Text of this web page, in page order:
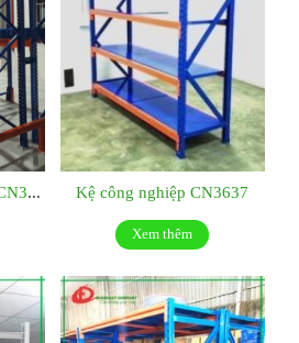
Kệ công nghiệp CN3637
Xem thêm